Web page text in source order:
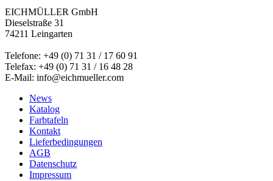
EICHMÜLLER GmbH
Dieselstraße 31
74211 Leingarten
Telefone: +49 (0) 71 31 / 17 60 91
Telefax: +49 (0) 71 31 / 16 48 28
E-Mail: info@eichmueller.com
News
Katalog
Farbtafeln
Kontakt
Lieferbedingungen
AGB
Datenschutz
Impressum